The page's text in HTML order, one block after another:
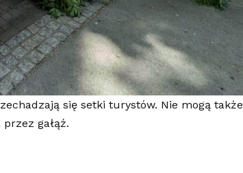
się setki turystów. Nie mogą także
gałąź.